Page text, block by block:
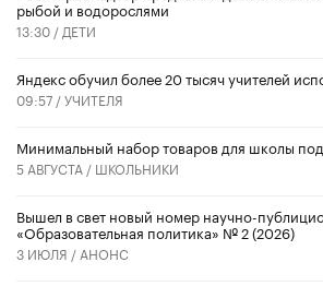
рыбой и водорослями
13:30 / ДЕТИ
​Яндекс обучил более 20 тысяч учителей
09:57 /УЧИТЕЛЯ
Минимальный набор товаров для школы
5 АВГУСТА / ШКОЛЬНИКИ
Вышел в свет новый номер научно-
«Образовательная политика» № 2 (2026)
3 ИЮЛЯ / АНОНС